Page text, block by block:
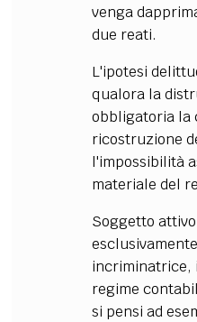
venga
due reati.
L'ipotesi
qualora la
obbligatoria la
ricostruzione
l'impossibilità
materiale del
Soggetto
incriminatrice,
regime
si pensi ad